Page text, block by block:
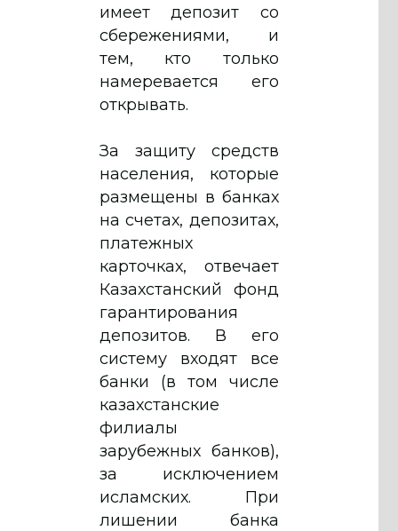
имеет депозит со
сбережениями, и
тем, кто только
намеревается его
открывать.
За защиту средств
населения, которые
размещены в банках
на счетах, депозитах,
платежных
карточках, отвечает
Казахстанский фонд
гарантирования
депозитов. В его
систему входят все
банки (в том числе
казахстанские
филиалы
зарубежных банков),
за исключением
исламских. При
лишении банка